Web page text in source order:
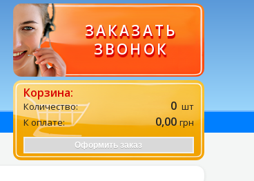
ЗАКАЗАТЬ
ЗВОНОК
Корзина:
Количество: 0 шт
К оплате:
0,00 грн
Оформить заказ